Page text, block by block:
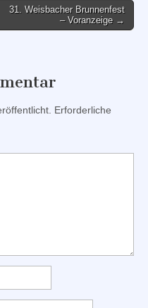
31. Weisbacher Brunnenfest
– Voranzeige →
Erforderliche